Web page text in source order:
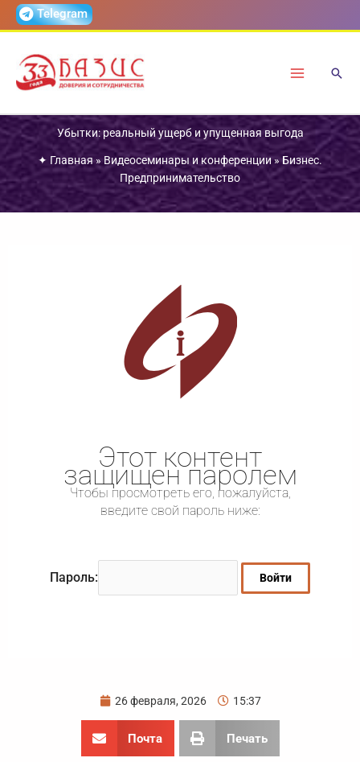
ПерейтиTelegram
Убытки: реальный ущерб и упущенная выгода
✦ Главная » Видеосеминары и конференции»Бизнес.
Предпринимательство
Этот контент
защищен паролем
Чтобы просмотреть его, пожалуйста,
введите свой пароль ниже:
Пароль:
26 февраля, 2026 15:37
Почта Печать